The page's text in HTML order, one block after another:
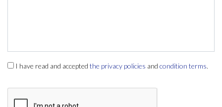
I have read and accepted the privacy policies and condition terms.